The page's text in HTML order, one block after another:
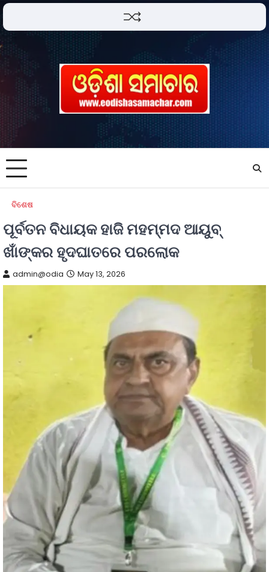
ବିଶେଷ
ପୂର୍ବତନ ବିଧାୟକ ହାଜି ମହମ୍ମଦ ଆୟୁବ୍
ଖାଁଙ୍କର ହୃଦଘାତରେ ପରଲୋକ
admin@odia May 13, 2026